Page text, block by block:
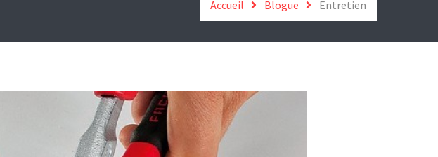
Accueil Blogue Entretien